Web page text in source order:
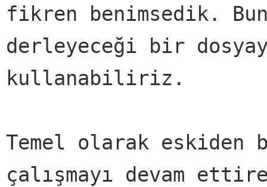
fikren benimsedik.
derleyeceği bir
kullanabiliriz.
Temel olarak eskiden
çalışmayı devam